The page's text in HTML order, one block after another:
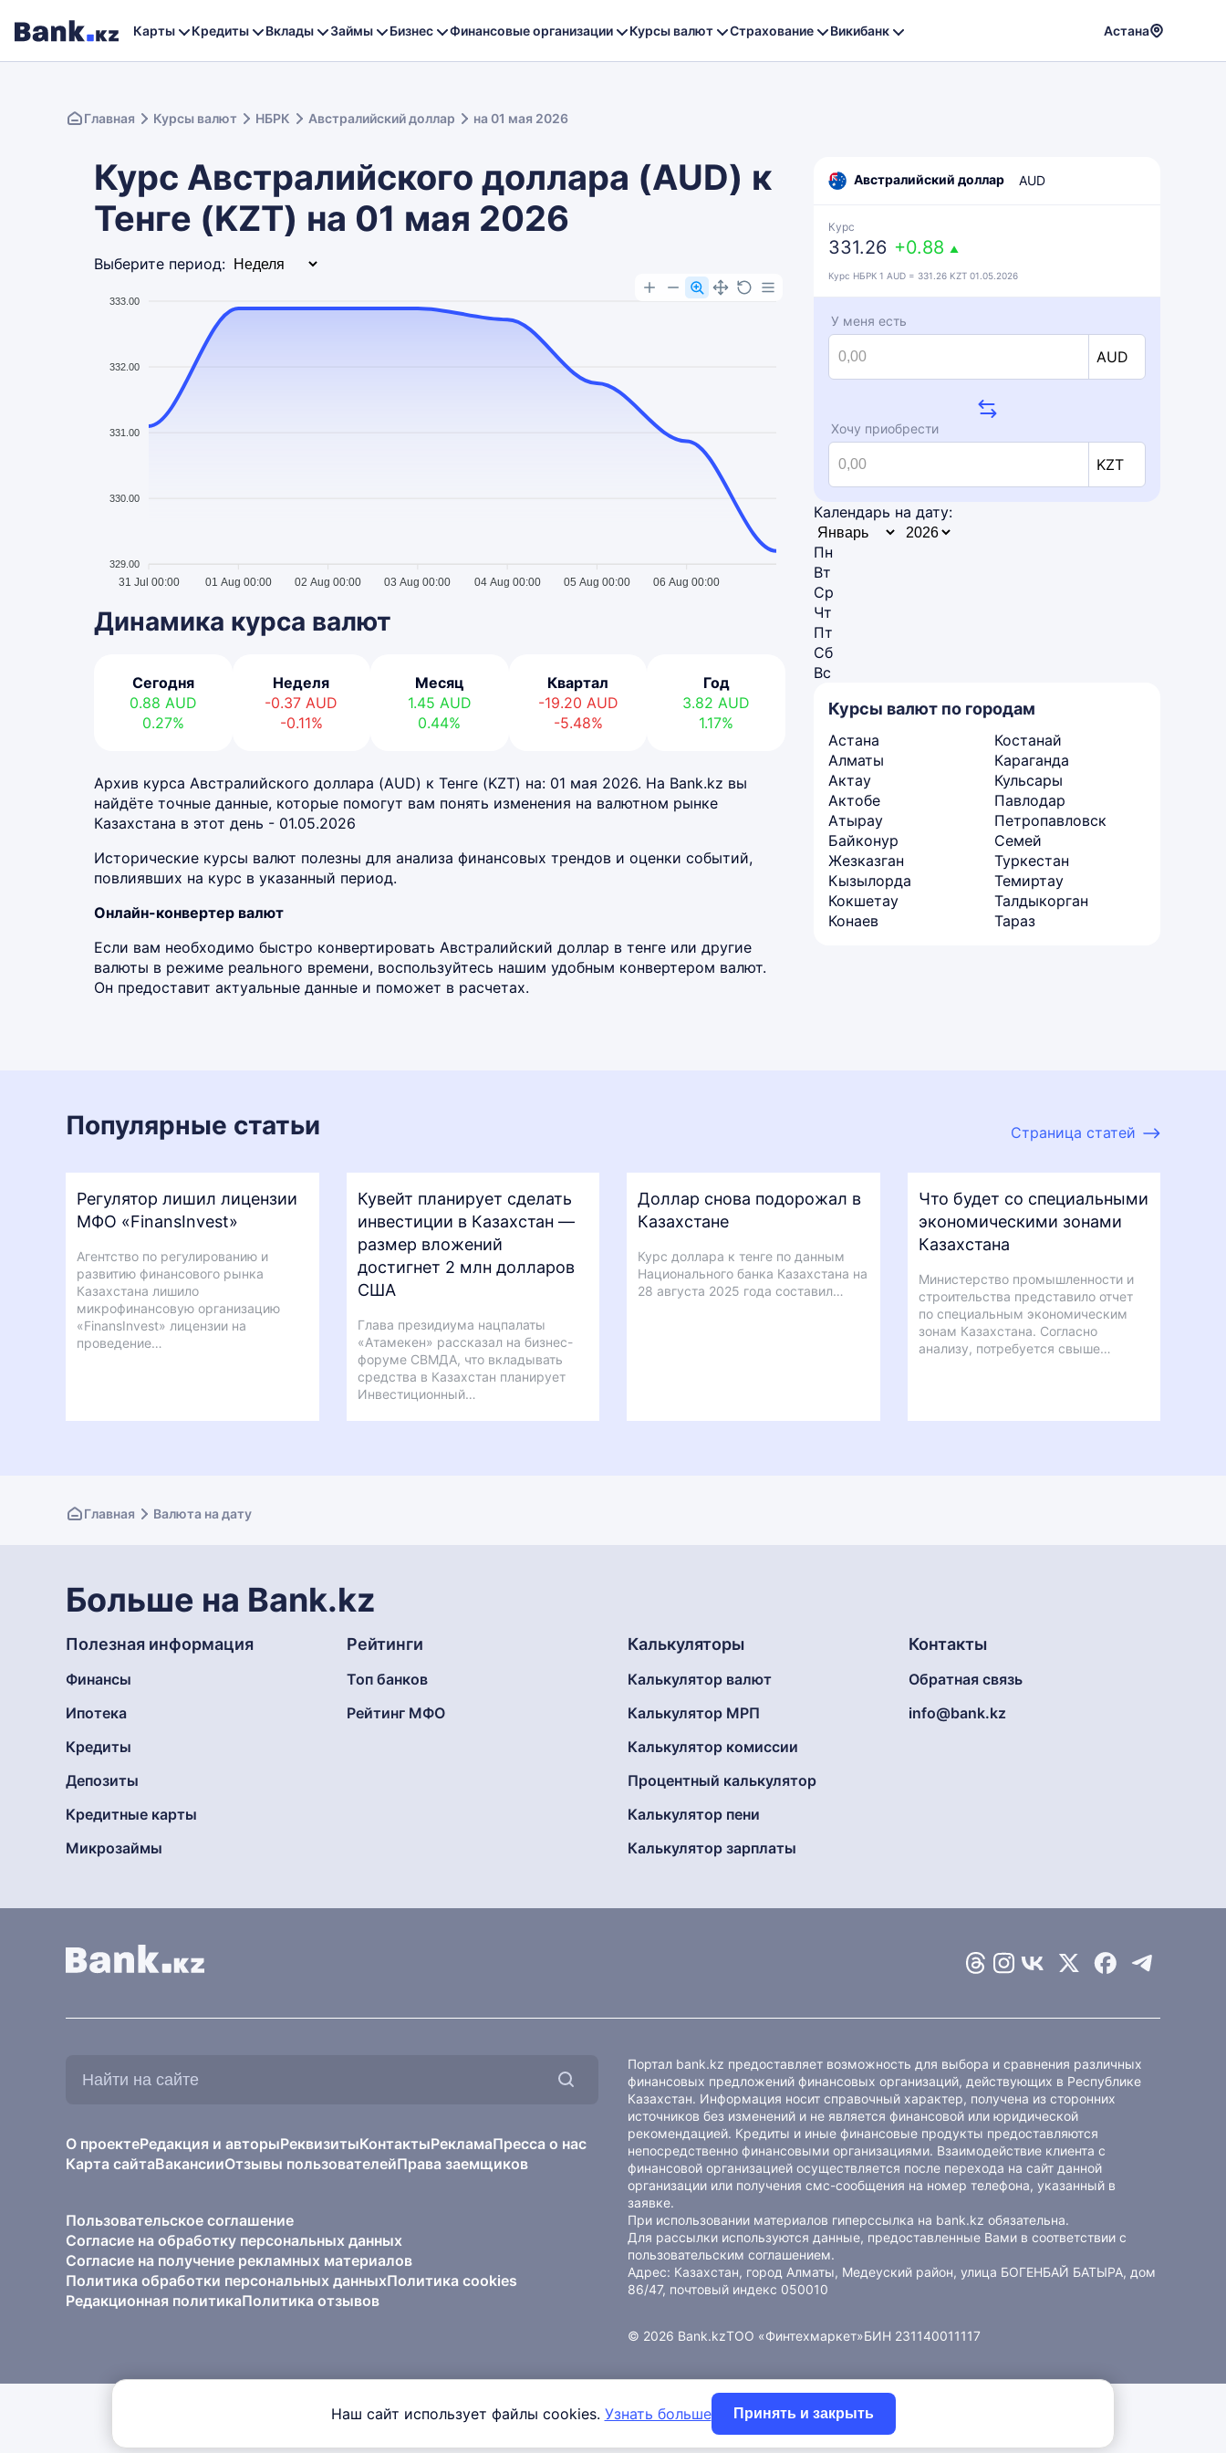
Карты Кредиты Вклады Займы Бизнес Финансовые организации Курсы валют Страхование Викибанк Астана
Главная Курсы валют НБРК Австралийский доллар на 01 мая 2026
Курс Австралийского доллара (AUD) к
Тенге (KZT) на 01 мая 2026
Выберите период:
333.00
332.00
331.00
330.00
329.00
31 Jul 00:00 01 Aug 00:00 02 Aug 00:00 03 Aug 00:00 04 Aug 00:00 05 Aug 00:00 06 Aug 00:00
Динамика курса валют
Сегодня
0.88 AUD
0.27%
Неделя
-0.37AUD
-0.11%
Месяц
1.45 AUD
0.44%
Квартал
-19.20 AUD
-5.48%
Год
3.82AUD
1.17%
Архив курса Австралийского доллара (AUD) к Тенге (KZT) на: 01 мая 2026. На Bank.kz вы
найдёте точные данные, которые помогут вам понять изменения на валютном рынке
Казахстана в этот день - 01.05.2026
Исторические курсы валют полезны для анализа финансовых трендов и оценки событий,
повлиявших на курс в указанный период.
Онлайн-конвертер валют
Если вам необходимо быстро конвертировать Австралийский доллар в тенге или другие
валюты в режиме реального времени, воспользуйтесь нашим удобным конвертером валют.
Он предоставит актуальные данные и поможет в расчетах.
Австралийский доллар AUD
Курс
331.26 +0.88 ▲
Курс НБРК 1 AUD = 331.26 KZT 01.05.2026
У меня есть
AUD
Хочу приобрести
KZT
Календарь на дату:
Пн
Вт
Ср
Чт
Пт
Сб
Вс
Курсы валют по городам
Астана
Алматы
Актау
Актобе
Атырау
Байконур
Жезказган
Кызылорда
Кокшетау
Конаев
Костанай
Караганда
Кульсары
Павлодар
Петропавловск
Семей
Туркестан
Темиртау
Талдыкорган
Тараз
Популярные статьи Страница статей
Регулятор лишил лицензии
МФО «FinansInvest»
Агентство по регулированию и
развитию финансового рынка
Казахстана лишило
микрофинансовую организацию
«FinansInvest» лицензии на
проведение…
Кувейт планирует сделать
инвестиции в Казахстан —
размер вложений
достигнет 2 млн долларов
США
Глава президиума нацпалаты
«Атамекен» рассказал на бизнес-
форуме СВМДА, что вкладывать
средства в Казахстан планирует
Инвестиционный…
Доллар снова подорожал в
Казахстане
Курс доллара к тенге по данным
Национального банка Казахстана на
28 августа 2025 года составил…
Что будет со специальными
экономическими зонами
Казахстана
Министерство промышленности и
строительства представило отчет
по специальным экономическим
зонам Казахстана. Согласно
анализу, потребуется свыше…
Главная Валюта на дату
Больше на Bank.kz
Полезная информация
Финансы
Ипотека
Кредиты
Депозиты
Кредитные карты
Микрозаймы
Рейтинги
Топ банков
Рейтинг МФО
Калькуляторы
Калькулятор валют
Калькулятор МРП
Калькулятор комиссии
Процентный калькулятор
Калькулятор пени
Калькулятор зарплаты
Контакты
Обратная связь
info@bank.kz
О проектеРедакция и авторыРеквизитыКонтактыРекламаПресса о нас
Карта сайтаВакансииОтзывы пользователейПрава заемщиков
Пользовательское соглашение
Согласие на обработку персональных данных
Согласие на получение рекламных материалов
Политика обработки персональных данныхПолитика cookies
Редакционная политикаПолитика отзывов
Портал bank.kz предоставляет возможность для выбора и сравнения различных
финансовых предложений финансовых организаций, действующих в Республике
Казахстан. Информация носит справочный характер, получена из сторонних
источников без изменений и не является финансовой или юридической
рекомендацией. Кредиты и иные финансовые продукты предоставляются
непосредственно финансовыми организациями. Взаимодействие клиента с
финансовой организацией осуществляется после перехода на сайт данной
организации или получения смс-сообщения на номер телефона, указанный в
заявке.
При использовании материалов гиперссылка на bank.kz обязательна.
Для рассылки используются данные, предоставленные Вами в соответствии с
пользовательским соглашением.
Адрес: Казахстан, город Алматы, Медеуский район, улица БОГЕНБАЙ БАТЫРА, дом
86/47, почтовый индекс 050010
© 2026 Bank.kzТОО «Финтехмаркет»БИН 231140011117
Наш сайт использует файлы cookies. Узнать больше Принять и закрыть